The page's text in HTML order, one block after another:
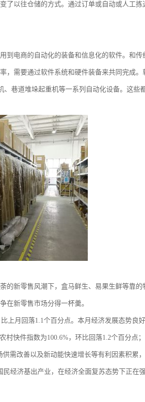
了以往仓储的方式。通过订单或自动或人工拣
到电商的自动化的装备和信息化的软件。和传
需要通过软件系统和硬件装备来共同完成。
巷道堆垛起重机等一系列自动化设备。这些
的新零售风潮下，盒马鲜生、易果生鲜等靠的
在新零售市场分得一杯羹。
上月回落1.1个百分点。本月经济发展态势良
村快件指数为100.6%，环比回落1.2个百分点
需改善以及新动能快速增长等有利因素积累
经济基出产业，在经济全面复苏态势下正在